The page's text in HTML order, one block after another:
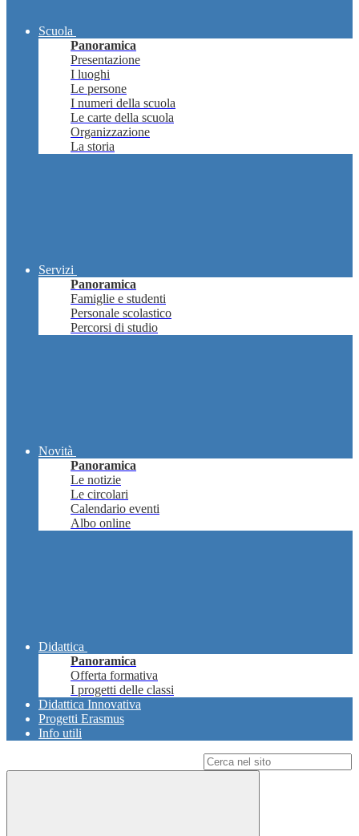
Scuola
Panoramica
Presentazione
I luoghi
Le persone
I numeri della scuola
Le carte della scuola
Organizzazione
La storia
Servizi
Panoramica
Famiglie e studenti
Personale scolastico
Percorsi di studio
Novità
Panoramica
Le notizie
Le circolari
Calendario eventi
Albo online
Didattica
Panoramica
Offerta formativa
I progetti delle classi
Didattica Innovativa
Progetti Erasmus
Info utili